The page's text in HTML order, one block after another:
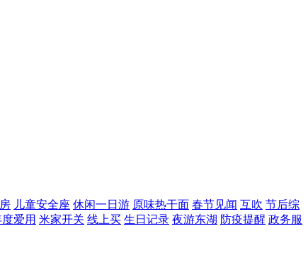
儿童安全座 休闲一日游 原味热干面 春节见闻 互吹 节后综
爱用 米家开关 线上买 生日记录 夜游东湖 防疫提醒 政务服